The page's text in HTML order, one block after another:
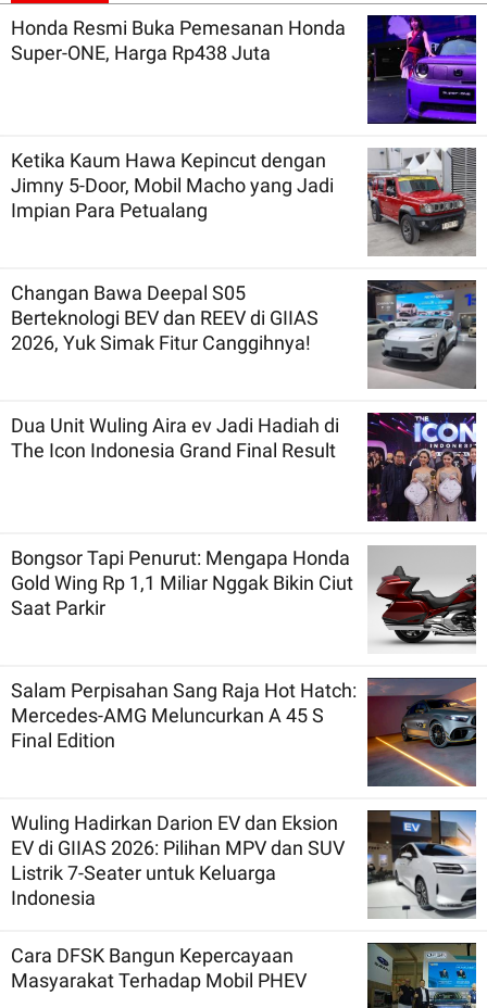
Honda Resmi Buka Pemesanan Honda
Super-ONE, Harga Rp438 Juta
Ketika Kaum Hawa Kepincut dengan
Jimny 5-Door, Mobil Macho yang Jadi
Impian Para Petualang
Changan Bawa Deepal S05
Berteknologi BEV dan REEV di GIIAS
2026, Yuk Simak Fitur Canggihnya!
Dua Unit Wuling Aira ev Jadi Hadiah di
The Icon Indonesia Grand Final Result
Bongsor Tapi Penurut: Mengapa Honda
Gold Wing Rp 1,1 Miliar Nggak Bikin Ciut
Saat Parkir
Salam Perpisahan Sang Raja Hot Hatch:
Mercedes-AMG Meluncurkan A 45 S
Final Edition
Wuling Hadirkan Darion EV dan Eksion
EV di GIIAS 2026: Pilihan MPV dan SUV
Listrik 7-Seater untuk Keluarga
Indonesia
Cara DFSK Bangun Kepercayaan
Masyarakat Terhadap Mobil PHEV